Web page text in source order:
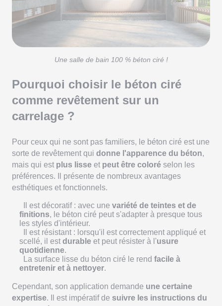
Une salle de bain 100 % béton ciré !
Pourquoi choisir le béton ciré
comme revêtement sur un
carrelage ?
Pour ceux qui ne sont pas familiers, le béton ciré est une
sorte de revêtement qui donne l'apparence du béton,
mais qui est plus lisse et peut être coloré selon les
préférences. Il présente de nombreux avantages
esthétiques et fonctionnels.
Il est décoratif : avec une variété de teintes et de
finitions, le béton ciré peut s'adapter à presque tous
les styles d'intérieur.
Il est résistant : lorsqu'il est correctement appliqué et
scellé, il est durable et peut résister à l'usure
quotidienne.
La surface lisse du béton ciré le rend facile à
entretenir et à nettoyer.
Cependant, son application demande une certaine
expertise. Il est impératif de suivre les instructions du